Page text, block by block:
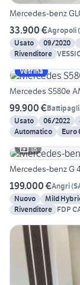
Mercedes-benz
33.900 €Agropoli(
Usato
09/2020
Rivenditore
Vetrina
Mercedes S580e
99.900 €
Usato
06/2022
Automatico
Euro
18
Mercedes-benz G
199.000 €Angri(
Nuovo
Mild
Rivenditore FDP